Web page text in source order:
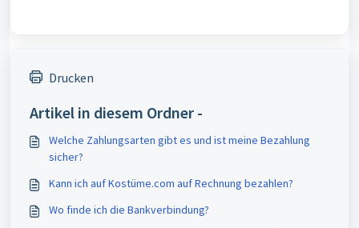
Drucken
Artikel in diesem Ordner -
Welche Zahlungsarten gibt es und ist meine Bezahlung
sicher?
Kann ich auf Kostüme.com auf Rechnung bezahlen?
Wo finde ich die Bankverbindung?